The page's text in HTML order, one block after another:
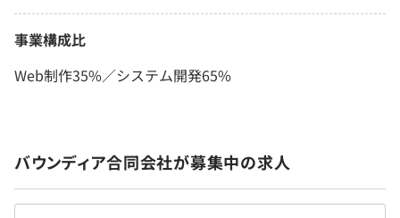
事業構成比
Web制作35%／システム開発65%
バウンディア合同会社が募集中の求人